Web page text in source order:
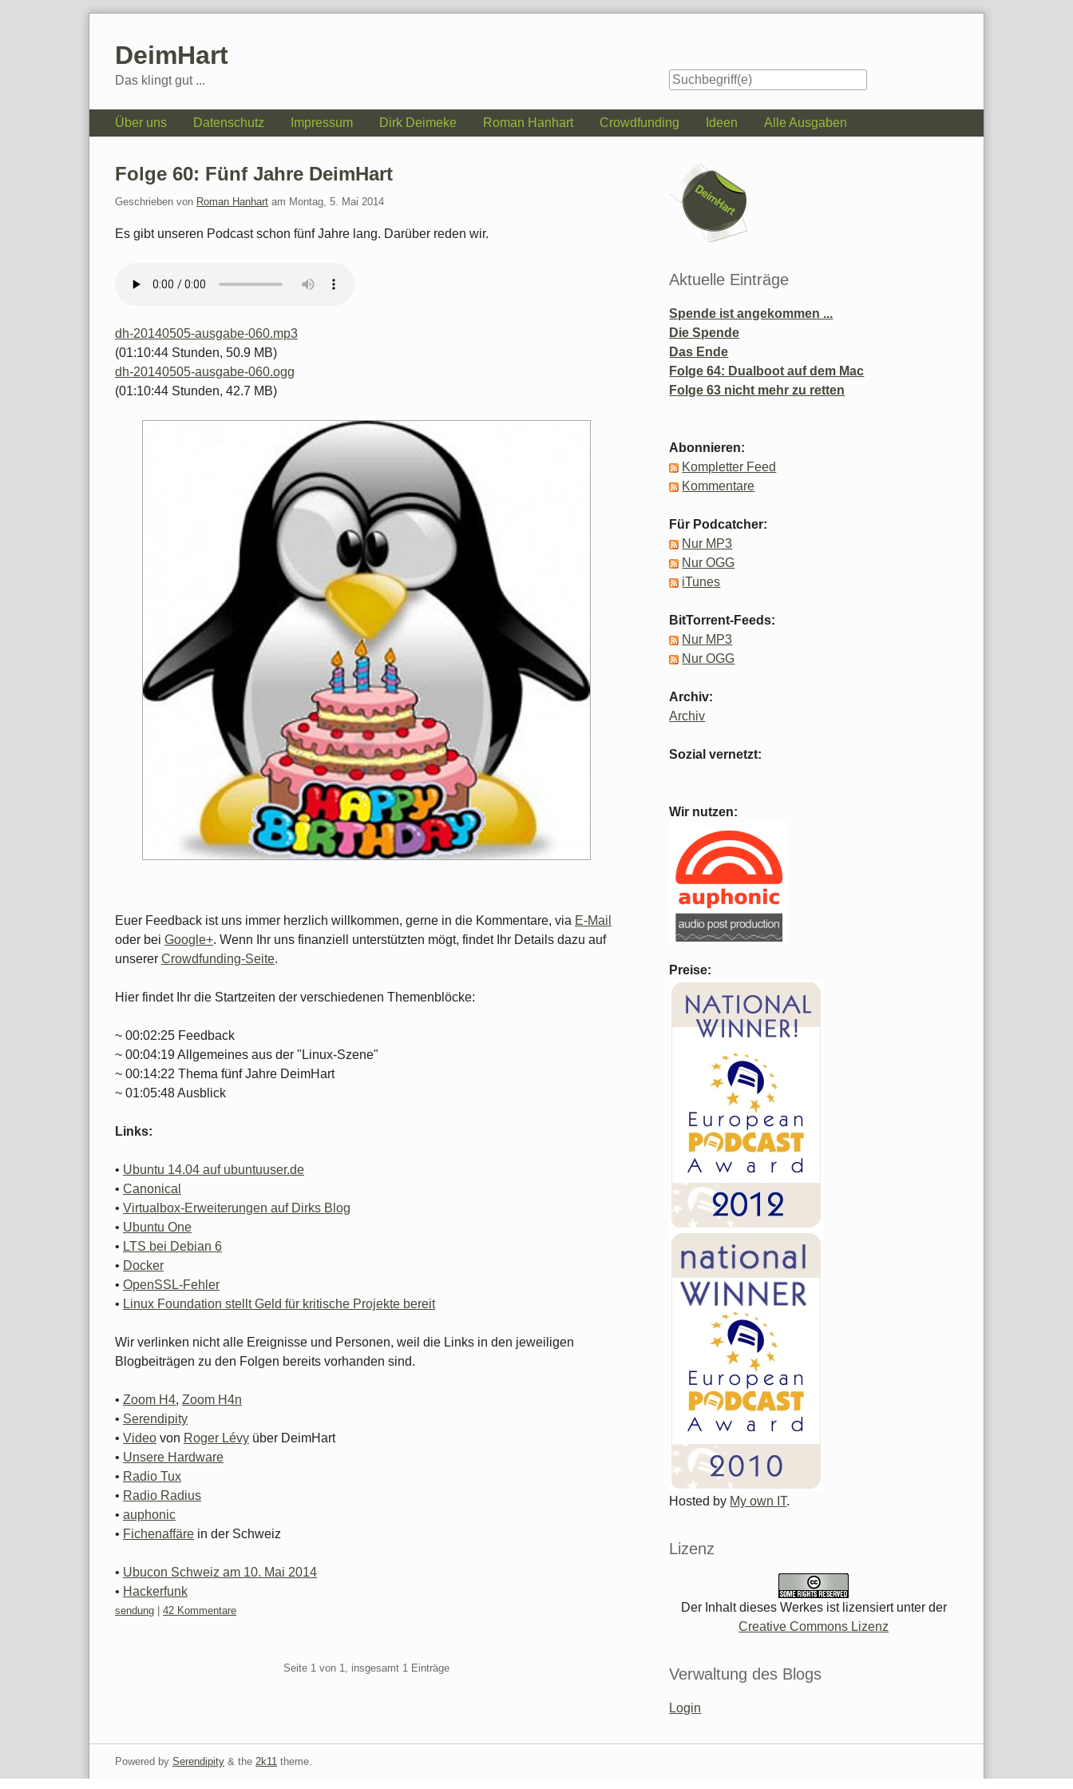
DeimHart
Das klingt gut ...
Navigation
Über uns Datenschutz Impressum Dirk Deimeke Roman Hanhart Crowdfunding Ideen Alle Ausgaben
Folge 60: Fünf Jahre DeimHart
Geschrieben von Roman Hanhart am Montag, 5. Mai 2014
Es gibt unseren Podcast schon fünf Jahre lang. Darüber reden wir.
dh-20140505-ausgabe-060.mp3
(01:10:44 Stunden, 50.9 MB)
dh-20140505-ausgabe-060.ogg
(01:10:44 Stunden, 42.7 MB)
Euer Feedback ist uns immer herzlich willkommen, gerne in die Kommentare, via E-Mail
oder bei Google+. Wenn Ihr uns finanziell unterstützten mögt, findet Ihr Details dazu auf
unserer Crowdfunding-Seite.
Hier findet Ihr die Startzeiten der verschiedenen Themenblöcke:
~ 00:02:25 Feedback
~ 00:04:19 Allgemeines aus der "Linux-Szene"
~ 00:14:22 Thema fünf Jahre DeimHart
~ 01:05:48 Ausblick
Links:
• Ubuntu 14.04 auf ubuntuuser.de
• Canonical
• Virtualbox-Erweiterungen auf Dirks Blog
• Ubuntu One
• LTS bei Debian 6
• Docker
• OpenSSL-Fehler
• Linux Foundation stellt Geld für kritische Projekte bereit
Wir verlinken nicht alle Ereignisse und Personen, weil die Links in den jeweiligen
Blogbeiträgen zu den Folgen bereits vorhanden sind.
• Zoom H4, Zoom H4n
• Serendipity
• Video von Roger Lévy über DeimHart
• Unsere Hardware
• Radio Tux
• Radio Radius
• auphonic
• Fichenaffäre in der Schweiz
• Ubucon Schweiz am 10. Mai 2014
• Hackerfunk
Kategorien:
sendung 42 Kommentare
Seite 1 von 1, insgesamt 1 Einträge
Seitenleiste
Aktuelle Einträge
Spende ist angekommen ...
Die Spende
Das Ende
Folge 64: Dualboot auf dem Mac
Folge 63 nicht mehr zu retten
Abonnieren:
Kompletter Feed
Kommentare
Für Podcatcher:
Nur MP3
Nur OGG
iTunes
BitTorrent-Feeds:
Nur MP3
Nur OGG
Archiv:
Archiv
Sozial vernetzt:
Wir nutzen:
Preise:
Hosted by My own IT.
Lizenz
Der Inhalt dieses Werkes ist lizensiert unter der
Creative Commons Lizenz
Verwaltung des Blogs
Login
Powered by Serendipity& the 2k11theme.